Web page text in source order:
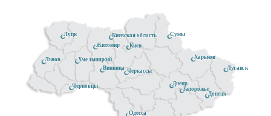
Черкассы
Черновцы
Сумы
Луганск
Одесса
Донецк
Киев
Днепр
Киевская область
Запорожье
Житомир
Винница
Хмельницкий
Луцк
Львов Харьков